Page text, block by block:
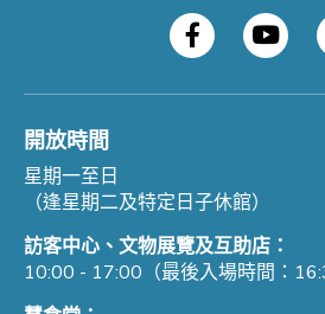
開放時間
星期一至日
（逢星期二及特定日子休館）
訪客中心、文物展覽及互助店：
10:00 - 17:00（最後入場時間：